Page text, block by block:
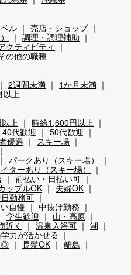
ル
売店・ショップ
調理・調理補助
クティビティ
の他の職種
2週間未満
1か月未満
以上
上
時給1,600円以上
40代歓迎
50代歓迎
優遇
スキー場
パークあり（スキー場）
ターあり（スキー場）
前払い・日払い可
ップルOK
夫婦OK
勤務可
自慢
中抜け勤務
学生歓迎
山・高原
近く 温泉入浴可
湖
力が活かせる
◎ 長髪OK
離島